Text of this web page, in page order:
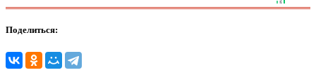
Поделиться: